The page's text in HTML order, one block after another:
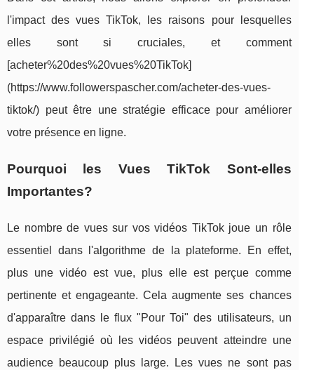
l'impact des vues TikTok, les raisons pour lesquelles
elles sont si cruciales, et comment
[acheter%20des%20vues%20TikTok]
(https://www.followerspascher.com/acheter-des-vues-
tiktok/) peut être une stratégie efficace pour améliorer
votre présence en ligne.
Pourquoi les Vues TikTok Sont-elles
Importantes?
Le nombre de vues sur vos vidéos TikTok joue un rôle
essentiel dans l'algorithme de la plateforme. En effet,
plus une vidéo est vue, plus elle est perçue comme
pertinente et engageante. Cela augmente ses chances
d'apparaître dans le flux "Pour Toi" des utilisateurs, un
espace privilégié où les vidéos peuvent atteindre une
audience beaucoup plus large. Les vues ne sont pas